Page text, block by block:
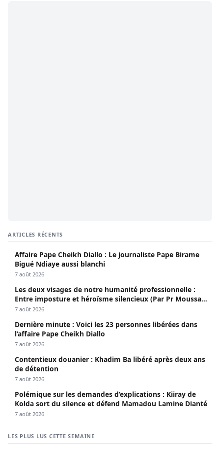
ARTICLES RÉCENTS
Affaire Pape Cheikh Diallo : Le journaliste Pape Birame
Bigué Ndiaye aussi blanchi
7 août 2026
Les deux visages de notre humanité professionnelle :
Entre imposture et héroïsme silencieux (Par Pr Moussa
Seydi)
7 août 2026
Dernière minute : Voici les 23 personnes libérées dans
l’affaire Pape Cheikh Diallo
7 août 2026
Contentieux douanier : Khadim Ba libéré après deux ans
de détention
7 août 2026
Polémique sur les demandes d’explications : Kiiray de
Kolda sort du silence et défend Mamadou Lamine Dianté
7 août 2026
LES PLUS LUS CETTE SEMAINE